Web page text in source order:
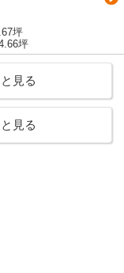
坪
坪
見る
見る